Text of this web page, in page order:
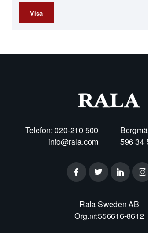
Visa
Telefon: 020-210 500
info@rala.com
596 34
Rala Sweden AB
Org.nr:556616-8612